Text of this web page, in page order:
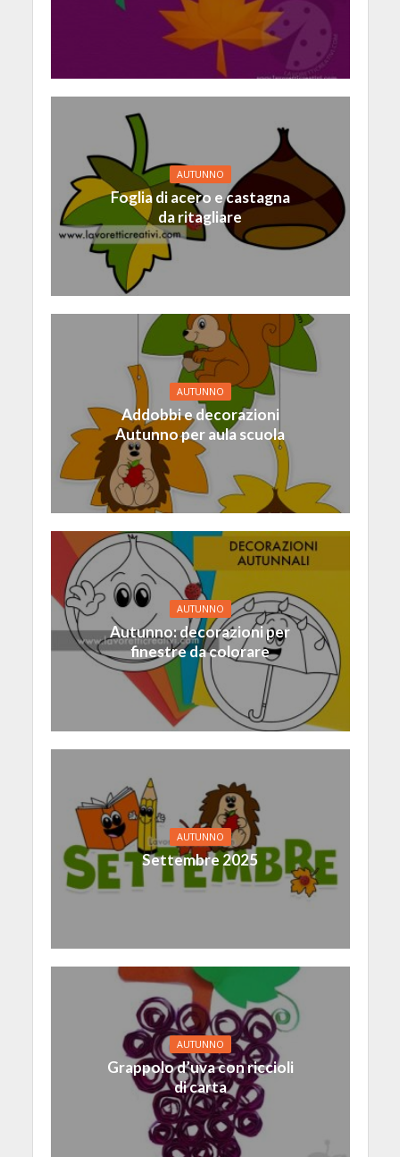
AUTUNNO
Foglia di acero e castagna
da ritagliare
AUTUNNO
Addobbi e decorazioni
Autunno per aula scuola
AUTUNNO
Autunno: decorazioni per
finestre da colorare
AUTUNNO
Settembre 2025
AUTUNNO
Grappolo d’uva con riccioli
di carta